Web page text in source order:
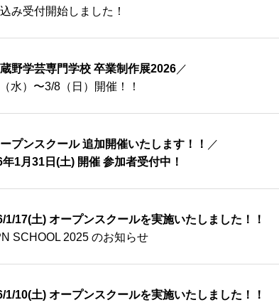
み受付開始しました！
野学芸専門学校 卒業制作展2026／
水）〜3/8（日）開催！！
プンスクール 追加開催いたします！！ ／
1月31日(土) 開催 参加者受付中！
1/17(土) オープンスクールを実施いたしました！！
SCHOOL 2025 のお知らせ
1/10(土) オープンスクールを実施いたしました！！